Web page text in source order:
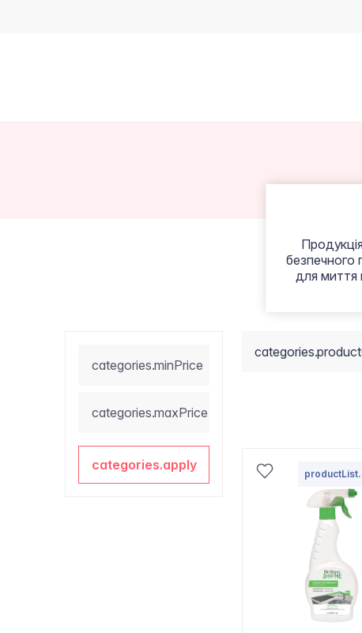
безпечного
для миття
categories.minPrice
categories.maxPrice
categories.apply